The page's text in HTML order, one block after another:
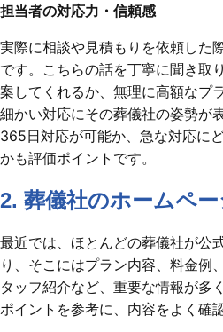
担当者の対応力・信頼感
実際に相談や見積もりを依頼した
です。こちらの話を丁寧に聞き取
案してくれるか、無理に高額なプ
細かい対応にその葬儀社の姿勢が
365日対応が可能か、急な対応に
かも評価ポイントです。
2. 葬儀社のホームペ
最近では、ほとんどの葬儀社が公
り、そこにはプラン内容、料金例
タッフ紹介など、重要な情報が多
ポイントを参考に、内容をよく確